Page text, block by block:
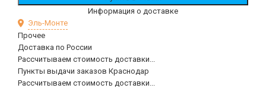
Информация о доставке
Эль-Монте
Прочее
Доставка по России
Рассчитываем стоимость доставки...
Пункты выдачи заказов Краснодар
Рассчитываем стоимость доставки...